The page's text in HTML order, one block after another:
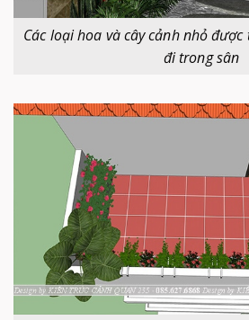
Các loại hoa và cây cảnh nhỏ
đi trong sân